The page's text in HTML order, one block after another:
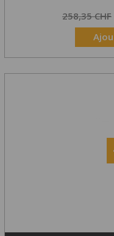
Prix
habituel
258,35 CHF